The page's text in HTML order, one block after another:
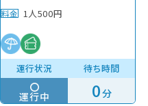
生！ おとなやおにいちゃんおね
せません！ 先端が吸盤になって
いるため、小さなお子さまでも安
心して遊べます！ じょうずにま
とあてできるかな？
料金 1人500円
運行状況
運行中
待ち時間
0分